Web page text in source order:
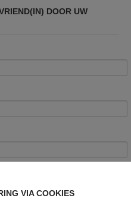
DOOR UW
VIA COOKIES